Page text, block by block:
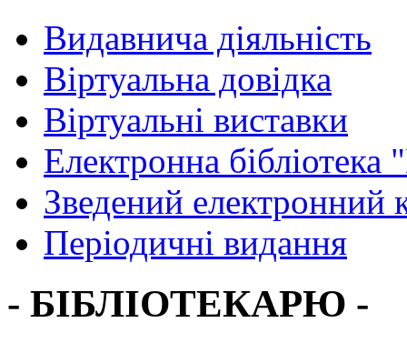
Видавнича діяльність
Віртуальна довідка
Віртуальні виставки
Електронна
Зведений електронний
Періодичні видання
- БІБЛІОТЕКАРЮ -